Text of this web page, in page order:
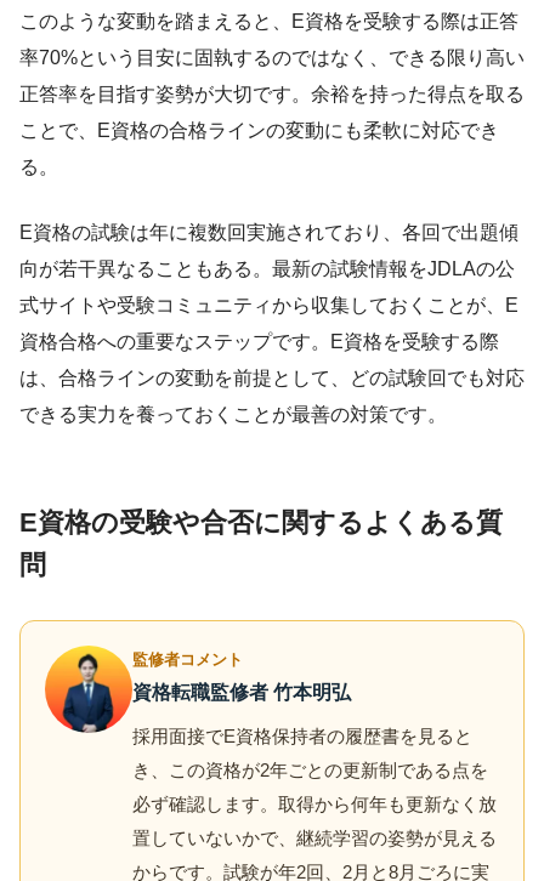
このような変動を踏まえると、E資格を受験する際は正答
率70%という目安に固執するのではなく、できる限り高い
正答率を目指す姿勢が大切です。余裕を持った得点を取る
ことで、E資格の合格ラインの変動にも柔軟に対応でき
る。
E資格の試験は年に複数回実施されており、各回で出題傾
向が若干異なることもある。最新の試験情報をJDLAの公
式サイトや受験コミュニティから収集しておくことが、E
資格合格への重要なステップです。E資格を受験する際
は、合格ラインの変動を前提として、どの試験回でも対応
できる実力を養っておくことが最善の対策です。
E資格の受験や合否に関するよくある質
問
監修者コメント
資格転職監修者 竹本明弘
採用面接でE資格保持者の履歴書を見ると
き、この資格が2年ごとの更新制である点を
必ず確認します。取得から何年も更新なく放
置していないかで、継続学習の姿勢が見える
からです。試験が年2回、2月と8月ごろに実